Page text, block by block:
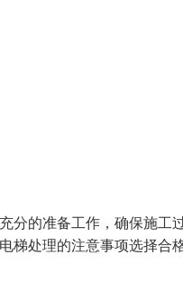
分的准备工作，确保施工
梯处理的注意事项选择合